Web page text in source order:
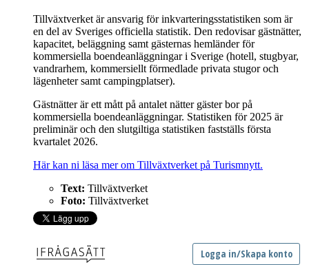
Tillväxtverket är ansvarig för inkvarteringsstatistiken som är
en del av Sveriges officiella statistik. Den redovisar gästnätter,
kapacitet, beläggning samt gästernas hemländer för
kommersiella boendeanläggningar i Sverige (hotell, stugbyar,
vandrarhem, kommersiellt förmedlade privata stugor och
lägenheter samt campingplatser).
Gästnätter är ett mått på antalet nätter gäster bor på
kommersiella boendeanläggningar. Statistiken för 2025 är
preliminär och den slutgiltiga statistiken fastställs första
kvartalet 2026.
Här kan ni läsa mer om Tillväxtverket på Turismnytt.
Text: Tillväxtverket
Foto: Tillväxtverket